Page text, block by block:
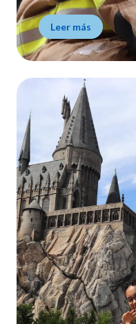
Leer más